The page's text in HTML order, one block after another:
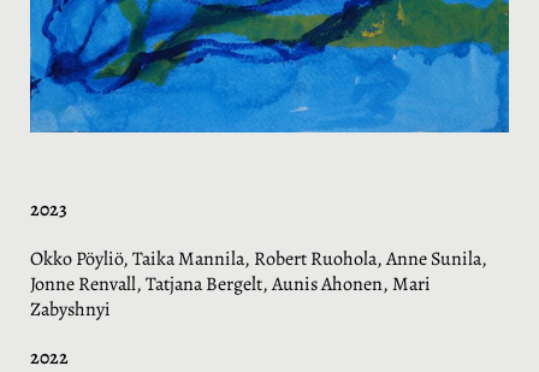
2023
Okko Pöyliö, Taika Mannila, Robert Ruohola, Anne Sunila,
Jonne Renvall, Tatjana Bergelt, Aunis Ahonen, Mari
Zabyshnyi
2022